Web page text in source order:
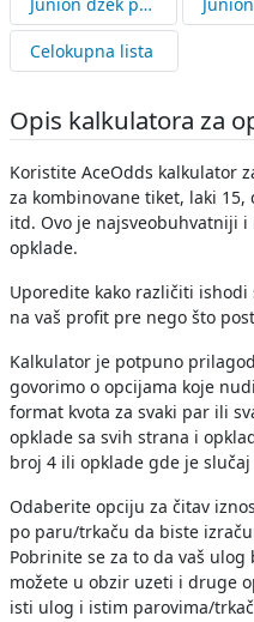
Celokupna lista
Opis kalkulatora za
Koristite AceOdds kalkulator
za kombinovane tiket, laki
itd. Ovo je najsveobuhvatniji
opklade.
Uporedite kako različiti
na vaš profit pre nego što
Kalkulator je potpuno
govorimo o opcijama koje
format kvota za svaki par ili
opklade sa svih strana i
broj 4 ili opklade gde je
Odaberite opciju za čitav
po paru/trkaču da biste
Pobrinite se za to da vaš
možete u obzir uzeti i druge
isti ulog i istim parovima/